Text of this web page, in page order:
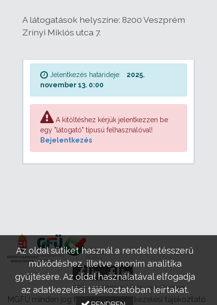
A látogatások helyszíne: 8200 Veszprém
Zrínyi Miklós utca 7.
Jelentkezés határideje:
2025.
november 13. 0:00
A kitöltéshez kérjük jelentkezzen be
egy "látogató" típusú felhasználóval!
Bejelentkezés
GFÜ Modern Mintaüzem Program
MGFÜ minden jog fenntartva |Adatkezelési tájékoztató
Az oldal sütiket használ a rendeltetésszerű
működéshez, illetve anonim analitika
gyűjtésére. Az oldal használatával elfogadja
az adatkezelési tájékoztatóban leírtakat.